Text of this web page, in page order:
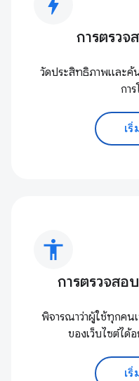
การตรว
วัดประสิทธิภาพและค้น
กา
เ
accessibility
การตรวจสอ
พิจารณาว่าผู้ใช้ทุกคน
ของเว็บไซต์ได้
เ